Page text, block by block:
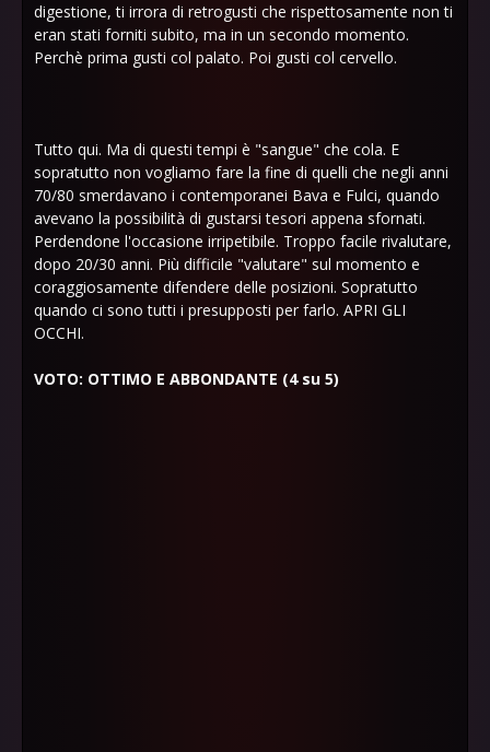
digestione, ti irrora di retrogusti che rispettosamente non ti
eran stati forniti subito, ma in un secondo momento.
Perchè prima gusti col palato. Poi gusti col cervello.
Tutto qui. Ma di questi tempi è "sangue" che cola. E
sopratutto non vogliamo fare la fine di quelli che negli anni
70/80 smerdavano i contemporanei Bava e Fulci, quando
avevano la possibilità di gustarsi tesori appena sfornati.
Perdendone l'occasione irripetibile. Troppo facile rivalutare,
dopo 20/30 anni. Più difficile "valutare" sul momento e
coraggiosamente difendere delle posizioni. Sopratutto
quando ci sono tutti i presupposti per farlo. APRI GLI
OCCHI.
VOTO: OTTIMO E ABBONDANTE (4 su 5)